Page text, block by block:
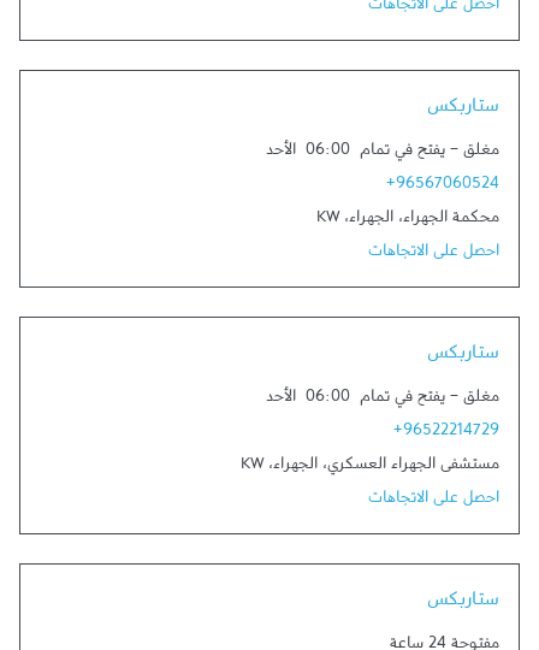
احصل على الاتجاهات
ستاربكس
مغلق - يفتح في تمام 06:00 الأحد
+96567060524
محكمة الجهراء، الجهراء، KW
احصل على الاتجاهات
ستاربكس
مغلق - يفتح في تمام 06:00 الأحد
+96522214729
مستشفى الجهراء العسكري، الجهراء، KW
احصل على الاتجاهات
ستاربكس